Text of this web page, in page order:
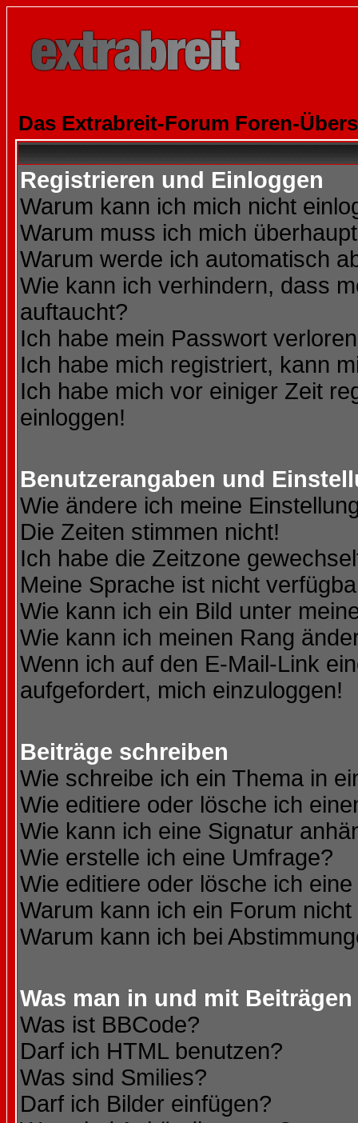
Das Extrabreit-Forum Foren-
Registrieren und Einloggen
Warum kann ich mich nicht
Warum muss ich mich
Warum werde ich automatisch
Wie kann ich verhindern, dass
auftaucht?
Ich habe mein Passwort
Ich habe mich registriert, kann
Ich habe mich vor einiger Zeit
einloggen!
Benutzerangaben und
Wie ändere ich meine
Die Zeiten stimmen nicht!
Ich habe die Zeitzone
Meine Sprache ist nicht
Wie kann ich ein Bild unter
Wie kann ich meinen Rang
Wenn ich auf den E-Mail-Link
aufgefordert, mich einzuloggen!
Beiträge schreiben
Wie schreibe ich ein Thema in
Wie editiere oder lösche ich
Wie kann ich eine Signatur
Wie erstelle ich eine Umfrage?
Wie editiere oder lösche ich
Warum kann ich ein Forum
Warum kann ich bei
Was man in und mit
Was ist BBCode?
Darf ich HTML benutzen?
Was sind Smilies?
Darf ich Bilder einfügen?